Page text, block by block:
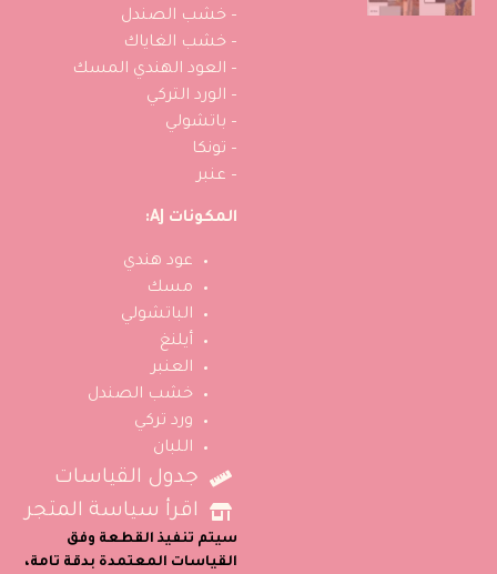
– خشب الصندل
– خشب الغاياك
– العود الهندي المسك
– الورد التركي
– باتشولي
– تونكا
– عنبر
المكونات AJ:
عود هندي
مسك
الباتشولي
أيلنغ
العنبر
خشب الصندل
ورد تركي
اللبان
جدول القياسات
اقرأ سياسة المتجر
سيتم تنفيذ القطعة وفق
القياسات المعتمدة بدقة تامة،